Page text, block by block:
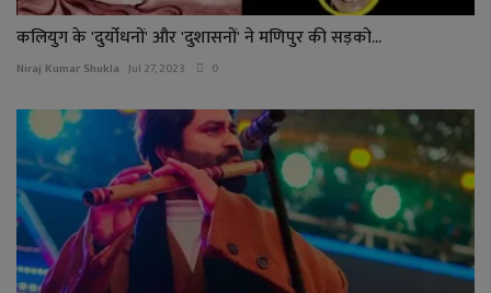
कलियुग के 'दुर्योधनों' और 'दुशासनों' ने मणिपुर की सड़को...
Niraj Kumar Shukla Jul 27, 2023 0